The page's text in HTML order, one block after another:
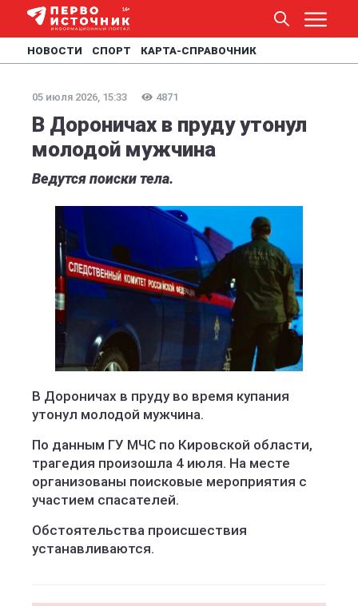
НОВОСТИ СПОРТ КАРТА-СПРАВОЧНИК
05 июля 2026, 15:33 4871
В Дороничах в пруду утонул
молодой мужчина
Ведутся поиски тела.
В Дороничах в пруду во время купания
утонул молодой мужчина.
По данным ГУ МЧС по Кировской области,
трагедия произошла 4 июля. На месте
организованы поисковые мероприятия с
участием спасателей.
Обстоятельства происшествия
устанавливаются.